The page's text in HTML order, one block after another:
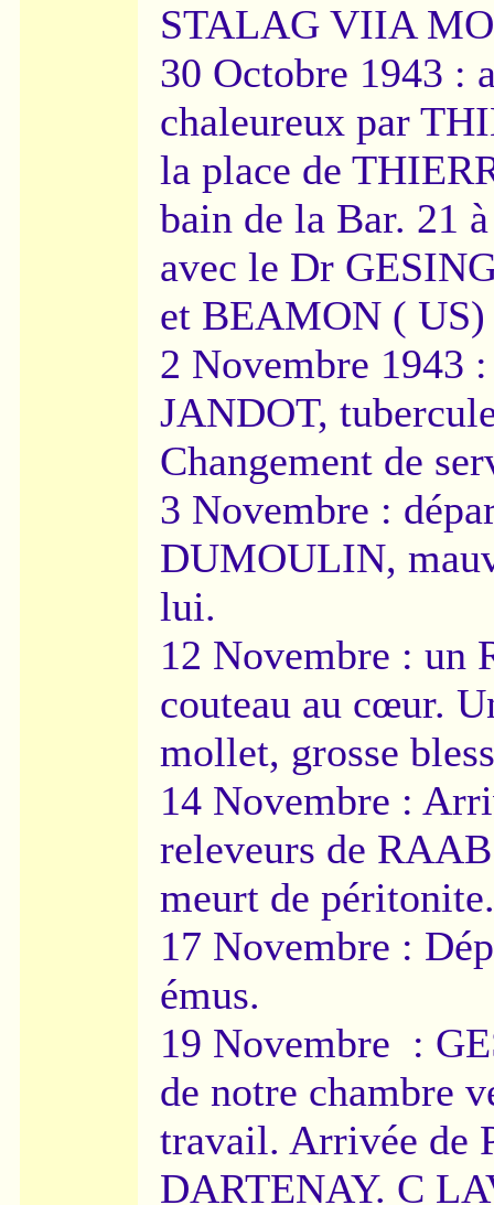
STALAG VIIA
30 Octobre 1943 :
chaleureux par
la place de
bain de la Bar. 21
avec le Dr
et BEAMON ( US)
2 Novembre 1943
JANDOT,
Changement de
3 Novembre :
DUMOULIN,
lui.
12 Novembre : un
couteau au cœur.
mollet, grosse
14 Novembre :
releveurs de
meurt de péritonite.
17 Novembre :
émus.
19 Novembre :
de notre chambre
travail. Arrivée de
DARTENAY. C